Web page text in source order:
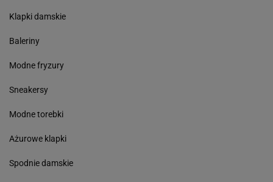
Klapki damskie
Baleriny
Modne fryzury
Sneakersy
Modne torebki
Ażurowe klapki
Spodnie damskie